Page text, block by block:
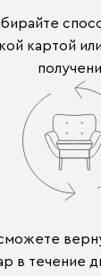
картой
в течение